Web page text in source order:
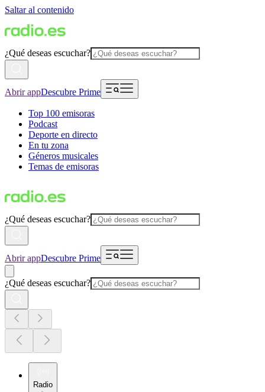
Saltar al contenido
¿Qué deseas escuchar?
Abrir appDescubre Prime
Top 100 emisoras
Podcast
Deporte en directo
En tu zona
Géneros musicales
Temas de emisoras
¿Qué deseas escuchar?
Abrir appDescubre Prime
¿Qué deseas escuchar?
Radio